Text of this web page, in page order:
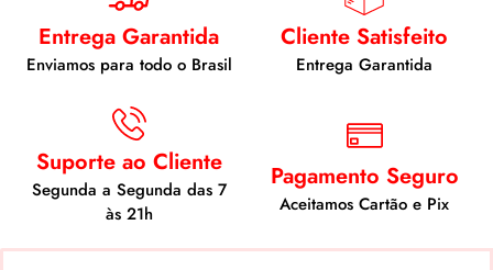
Entrega Garantida
Enviamos para todo o Brasil
Cliente Satisfeito
Entrega Garantida
Suporte ao Cliente
Segunda a Segunda das 7
às 21h
Pagamento Seguro
Aceitamos Cartão e Pix